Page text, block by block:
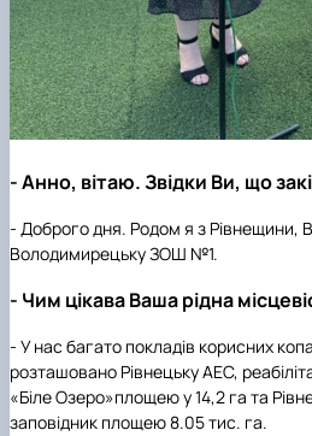
- Анно, вітаю. Звідки Ви, що
- Доброго дня. Родом я з Рівнещини,
Володимирецьку ЗОШ №1.
- Чим цікава Ваша рідна
- У нас багато покладів корисних
розташовано Рівнецьку АЕС,
«Біле Озеро»площею у 14,2 га та
заповідник площею 8.05 тис. га.